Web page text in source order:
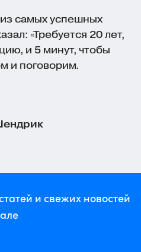
самых успешных
«Требуется 20 лет,
и 5 минут, чтобы
и поговорим.
и свежих новостей